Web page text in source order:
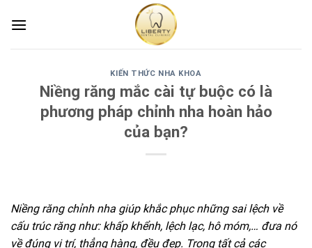
KIẾN THỨC NHA KHOA
Niềng răng mắc cài tự buộc có là
phương pháp chỉnh nha hoàn hảo
của bạn?
Niềng răng chỉnh nha giúp khắc phục những sai lệch về
cấu trúc răng như: khấp khểnh, lệch lạc, hô móm,… đưa nó
về đúng vị trí, thẳng hàng, đều đẹp. Trong tất cả các